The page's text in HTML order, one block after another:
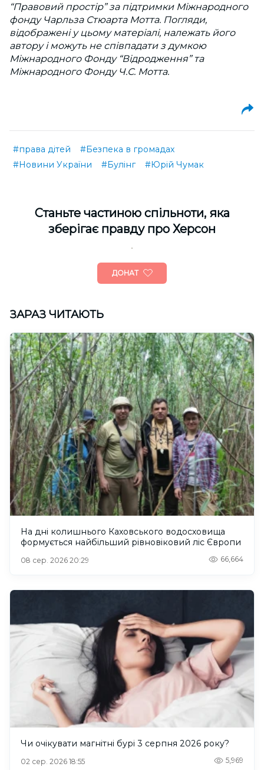
“Правовий простір” за підтримки Міжнародного
фонду Чарльза Стюарта Мотта. Погляди,
відображені у цьому матеріалі, належать його
автору і можуть не співпадати з думкою
Міжнародного Фонду “Відродження” та
Міжнародного Фонду Ч.С. Мотта.
#права дітей
#Безпека в громадах
#Новини України
#Булінг #Юрій Чумак
Cтаньте частиною спільноти, яка
зберігає правду про Херсон
ДОНАТ
ЗАРАЗ ЧИТАЮТЬ
На дні колишнього Каховського водосховища
формується найбільший рівновіковий ліс Європи
08 сер. 2026 20:29 66,664
Чи очікувати магнітні бурі 3 серпня 2026 року?
02 сер. 2026 18:55 5,969